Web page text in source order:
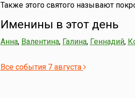
Также этого святого называют
Именины в этот день
Анна, Валентина, Галина, Геннадий,
Все события 7 августа